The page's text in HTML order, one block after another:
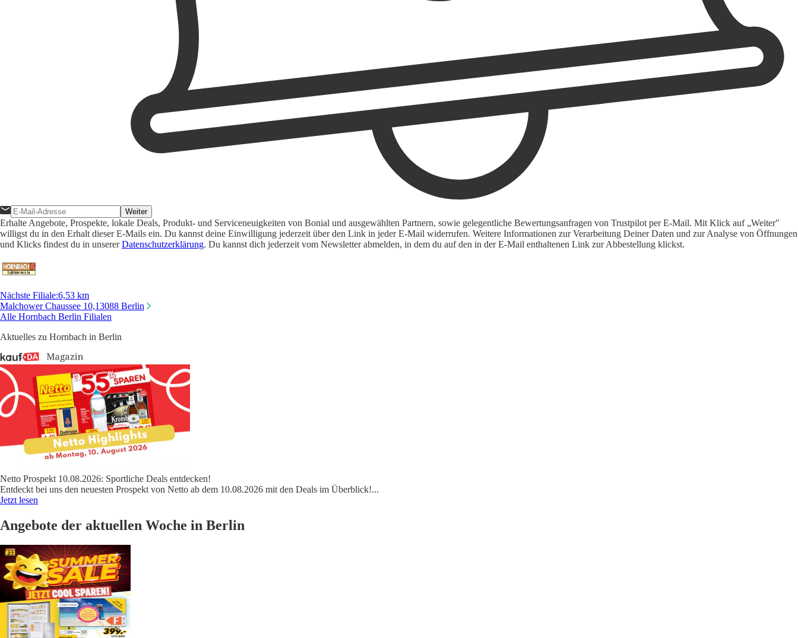
Weiter
Erhalte Angebote, Prospekte, lokale Deals, Produkt- und Serviceneuigkeiten von Bonial und ausgewählten Partnern, sowie gelegentliche Bewertungsanfragen von Trustpilot per E-Mail. Mit Klick auf „Weiter"
willigst du in den Erhalt dieser E-Mails ein. Du kannst deine Einwilligung jederzeit über den Link in jeder E-Mail widerrufen. Weitere Informationen zur Verarbeitung Deiner Daten und zur Analyse von Öffnungen
und Klicks findest du in unsererDatenschutzerklärung. Du kannst dich jederzeit vom Newsletter abmelden, in dem du auf den in der E-Mail enthaltenen Link zur Abbestellung klickst.
Nächste Filiale:6,53 km
Malchower Chaussee 10,13088 Berlin
Alle Hornbach Berlin Filialen
Aktuelles zu Hornbach in Berlin
Netto Prospekt 10.08.2026: Sportliche Deals entdecken!
Entdeckt bei uns den neuesten Prospekt von Netto ab dem 10.08.2026 mit den Deals im Überblick!...
Jetzt lesen
Angebote der aktuellen Woche in Berlin